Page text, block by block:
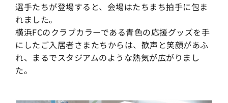
選手たちが登場すると、会場はたちまち拍手に包ま
れました。
横浜FCのクラブカラーである青色の応援グッズを手
にしたご入居者さまたちからは、歓声と笑顔があふ
れ、まるでスタジアムのような熱気が広がりまし
た。